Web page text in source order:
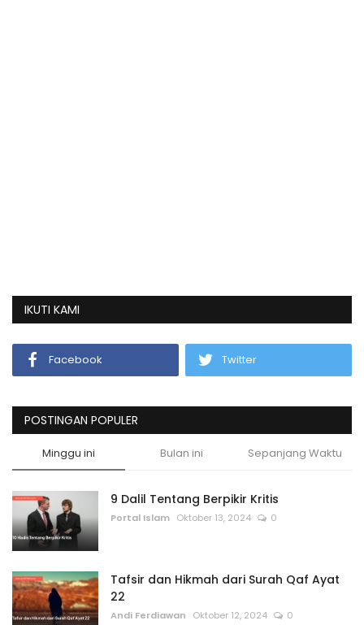
IKUTI KAMI
Facebook Twitter
POSTINGAN POPULER
Minggu ini Bulan ini Sepanjang Waktu
9 Dalil Tentang Berpikir Kritis
Portal Islam Oktober 13, 2024 0
Tafsir dan Hikmah dari Surah Qaf Ayat
22
Andi Ferdiawan Oktober 12, 2024 0